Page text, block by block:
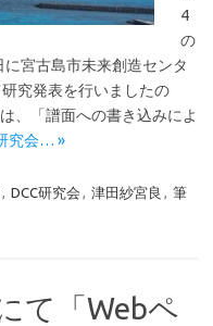
4
の
宮古島市未来創造センタ
究発表を行いましたの
、「譜面への書き込みによ
究会… »
, DCC研究会 , 津田紗宮良 , 筆
て「Webペ